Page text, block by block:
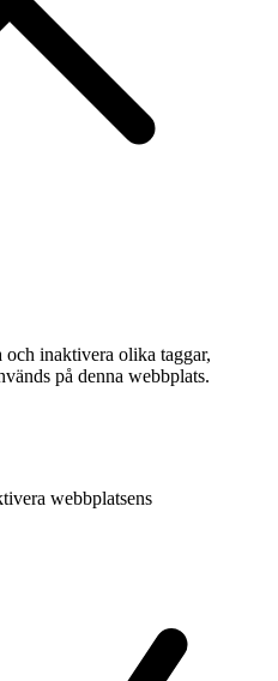
inaktivera olika taggar,
på denna webbplats.
webbplatsens